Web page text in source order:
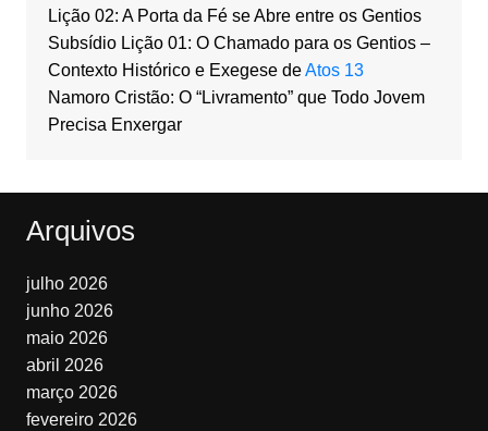
Lição 02: A Porta da Fé se Abre entre os Gentios
Subsídio Lição 01: O Chamado para os Gentios –
Contexto Histórico e Exegese deAtos 13
Namoro Cristão: O “Livramento” que Todo Jovem
Precisa Enxergar
Arquivos
julho 2026
junho 2026
maio 2026
abril 2026
março 2026
fevereiro 2026